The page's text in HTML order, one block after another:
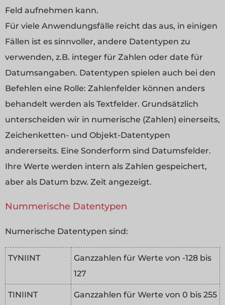
Feld aufnehmen kann.
Für viele Anwendungsfälle reicht das aus, in einigen
Fällen ist es sinnvoller, andere Datentypen zu
verwenden, z.B. integer für Zahlen oder date für
Datumsangaben. Datentypen spielen auch bei den
Befehlen eine Rolle: Zahlenfelder können anders
behandelt werden als Textfelder. Grundsätzlich
unterscheiden wir in numerische (Zahlen) einerseits,
Zeichenketten- und Objekt-Datentypen
andererseits. Eine Sonderform sind Datumsfelder.
Ihre Werte werden intern als Zahlen gespeichert,
aber als Datum bzw. Zeit angezeigt.
Nummerische Datentypen
Numerische Datentypen sind:
TYNIINT
Ganzzahlen für Werte von -128 bis
127
TINIINT
Ganzzahlen für Werte von 0 bis 255